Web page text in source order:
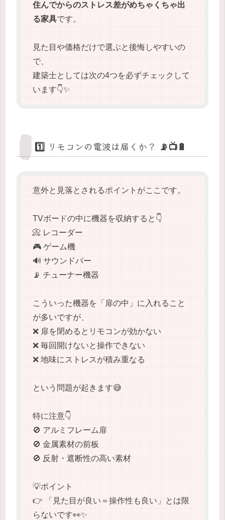
住んでからのストレス差がめちゃくちゃ出
る家具です。
見た目や価格だけで選ぶと後悔しやすいの
で、
建築士としては次の4つを必ずチェックして
います👇✨
1️⃣ リモコンの電波は届くか？ 📡📺🔋
意外と見落とされるポイントがここです。
TVボードの中に機器を収納すると👇
📀 レコーダー
🎮 ゲーム機
🔊 サウンドバー
📡 チューナー機器
こういった機器を「扉の中」に入れること
が多いですが、
❌ 扉を閉めるとリモコンが効かない
❌ 毎回開けないと操作できない
❌ 地味にストレスが積み重なる
という問題が起きます😅
特に注意👇
🚫 アルミフレーム扉
🚫 金属素材の前板
🚫 反射・遮断性の高い素材
💡ポイント
👉 「見た目が良い＝操作性も良い」とは限
らないです👀✨